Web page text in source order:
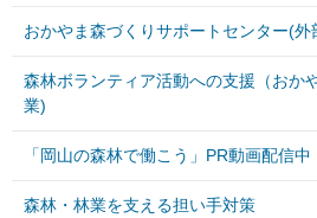
おかやま森づくりサポートセンター(外
森林ボランティア活動への支援（おか
業)
「岡山の森林で働こう」PR動画配信中
森林・林業を支える担い手対策